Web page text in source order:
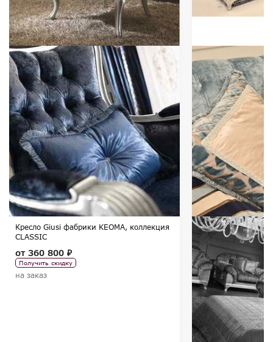
Кресло Giusi фабрики KEOMA, коллекция
CLASSIC
от360 800 ₽
Получить скидку
на заказ